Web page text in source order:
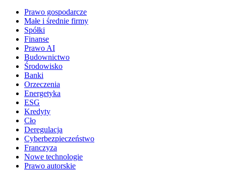
Prawo gospodarcze
Małe i średnie firmy
Spółki
Finanse
Prawo AI
Budownictwo
Środowisko
Banki
Orzeczenia
Energetyka
ESG
Kredyty
Cło
Deregulacja
Cyberbezpieczeństwo
Franczyza
Nowe technologie
Prawo autorskie